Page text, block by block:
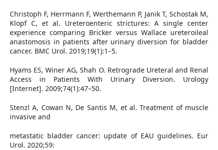
Christoph F, Herrmann F, Werthemann P, Janik T, Schostak M,
Klopf C, et al. Ureteroenteric strictures: A single center
experience comparing Bricker versus Wallace ureteroileal
anastomosis in patients after urinary diversion for bladder
cancer. BMC Urol. 2019;19(1):1–5.
Hyams ES, Winer AG, Shah O. Retrograde Ureteral and Renal
Access in Patients With Urinary Diversion. Urology
[Internet]. 2009;74(1):47–50.
Stenzl A, Cowan N, De Santis M, et al. Treatment of muscle
invasive and
metastatic bladder cancer: update of EAU guidelines. Eur
Urol. 2020;59: